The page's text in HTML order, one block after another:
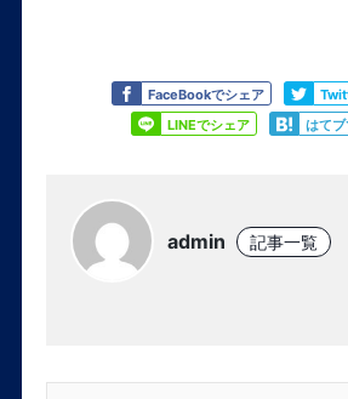
FaceBookでシェア
Like
LINEでシェア
Share はて
Share
admin 記事一覧